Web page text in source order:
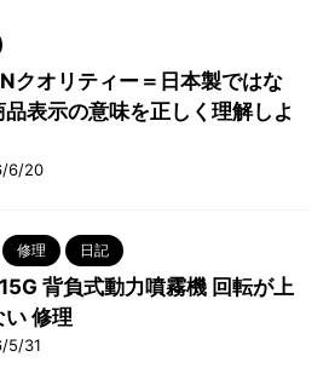
クオリティー＝日本製ではな
品表示の意味を正しく理解しよ
6/20
修理 日記
背負式動力噴霧機 回転が上
修理
5/31